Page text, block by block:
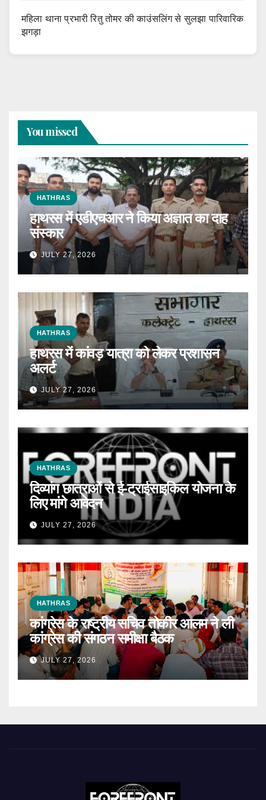
महिला थाना प्रभारी रितु तोमर की काउंसलिंग से सुलझा पारिवारिक
झगड़ा
You missed
HATHRAS
हाथरस में एडीएचआर ने किया अज्ञात का दाह
संस्कार
JULY 27, 2026
HATHRAS
हाथरस में कांवड़ यात्रा को लेकर प्रशासन
अलर्ट
JULY 27, 2026
HATHRAS
दिव्यांग छात्राओं से ई-ट्राईसाइकिल योजना के
लिए मांगे आवेदन
JULY 27, 2026
HATHRAS
कांग्रेस के राष्ट्रीय सचिव तोकीर आलम ने ली
कांग्रेस की संगठन समीक्षा बैठक
JULY 27, 2026